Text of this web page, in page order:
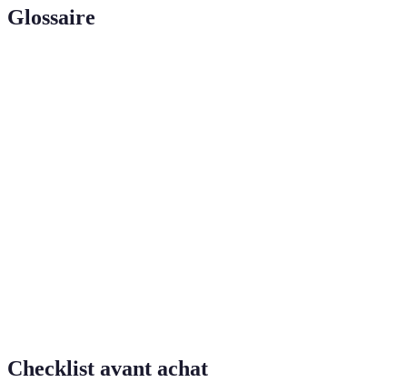
Glossaire
Checklist avant achat